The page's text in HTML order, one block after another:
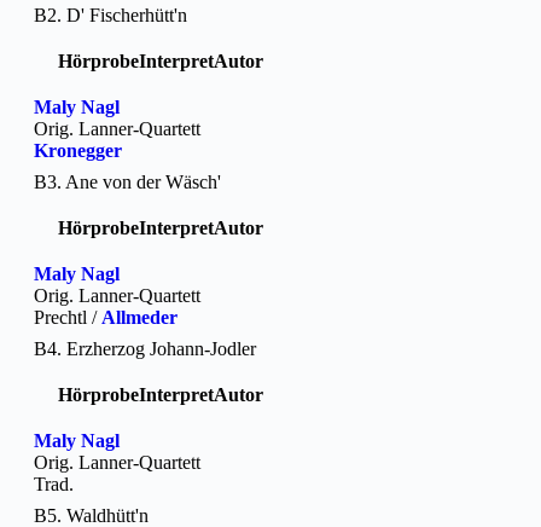
B2. D' Fischerhütt'n
HörprobeInterpretAutor
Maly Nagl
Orig. Lanner-Quartett
Kronegger
B3. Ane von der Wäsch'
HörprobeInterpretAutor
Maly Nagl
Orig. Lanner-Quartett
Prechtl / Allmeder
B4. Erzherzog Johann-Jodler
HörprobeInterpretAutor
Maly Nagl
Orig. Lanner-Quartett
Trad.
B5. Waldhütt'n